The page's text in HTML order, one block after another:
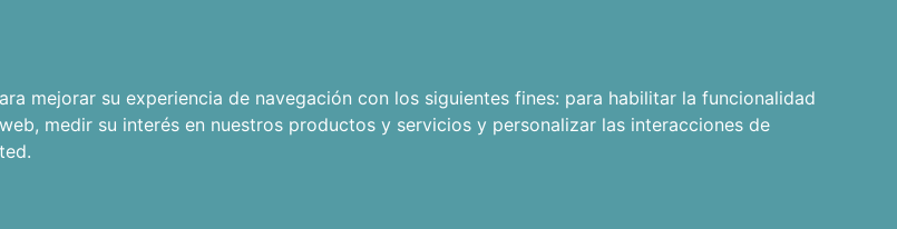
mejorar su experiencia de navegación con los siguientes fines: para habilitar la funcionalidad
, medir su interés en nuestros productos y servicios y personalizar las interacciones de
.